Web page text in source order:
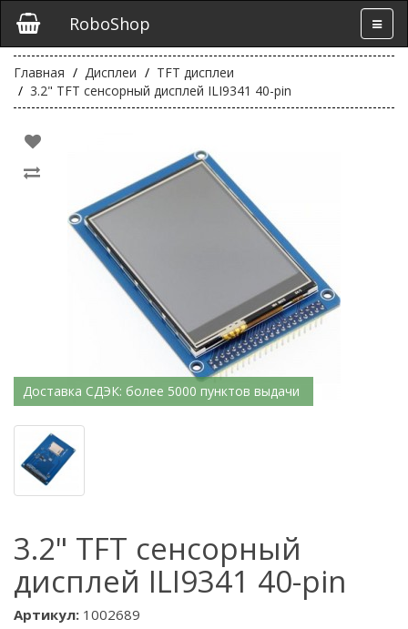
RoboShop
Главная Дисплеи
TFT дисплеи
3.2" TFT сенсорный дисплей ILI9341 40-pin
Доставка СДЭК: более 5000 пунктов выдачи
3.2" TFT сенсорный
дисплей ILI9341 40-pin
Артикул: 1002689